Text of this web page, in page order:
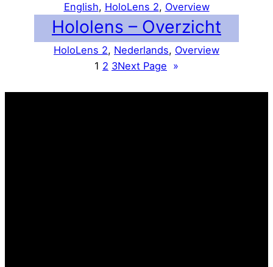
English, HoloLens 2, Overview
Hololens – Overzicht
HoloLens 2, Nederlands, Overview
1 2 3Next Page »